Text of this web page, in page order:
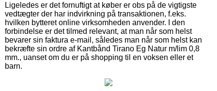
Ligeledes er det fornuftigt at køber er obs på de vigtigste
vedtægter der har indvirkning på transaktionen, f.eks.
hvilken bytteret online virksomheden anvender. I den
forbindelse er det tilmed relevant, at man når som helst
bevarer sin faktura e-mail, således man når som helst kan
bekræfte sin ordre af Kantbånd Tirano Eg Natur m/lim 0,8
mm., uanset om du er på shopping til en voksen eller et
barn.